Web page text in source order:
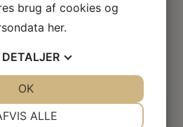
blive publiceret.
brug af cookies og
her.
DETALJER
ALLE
OK